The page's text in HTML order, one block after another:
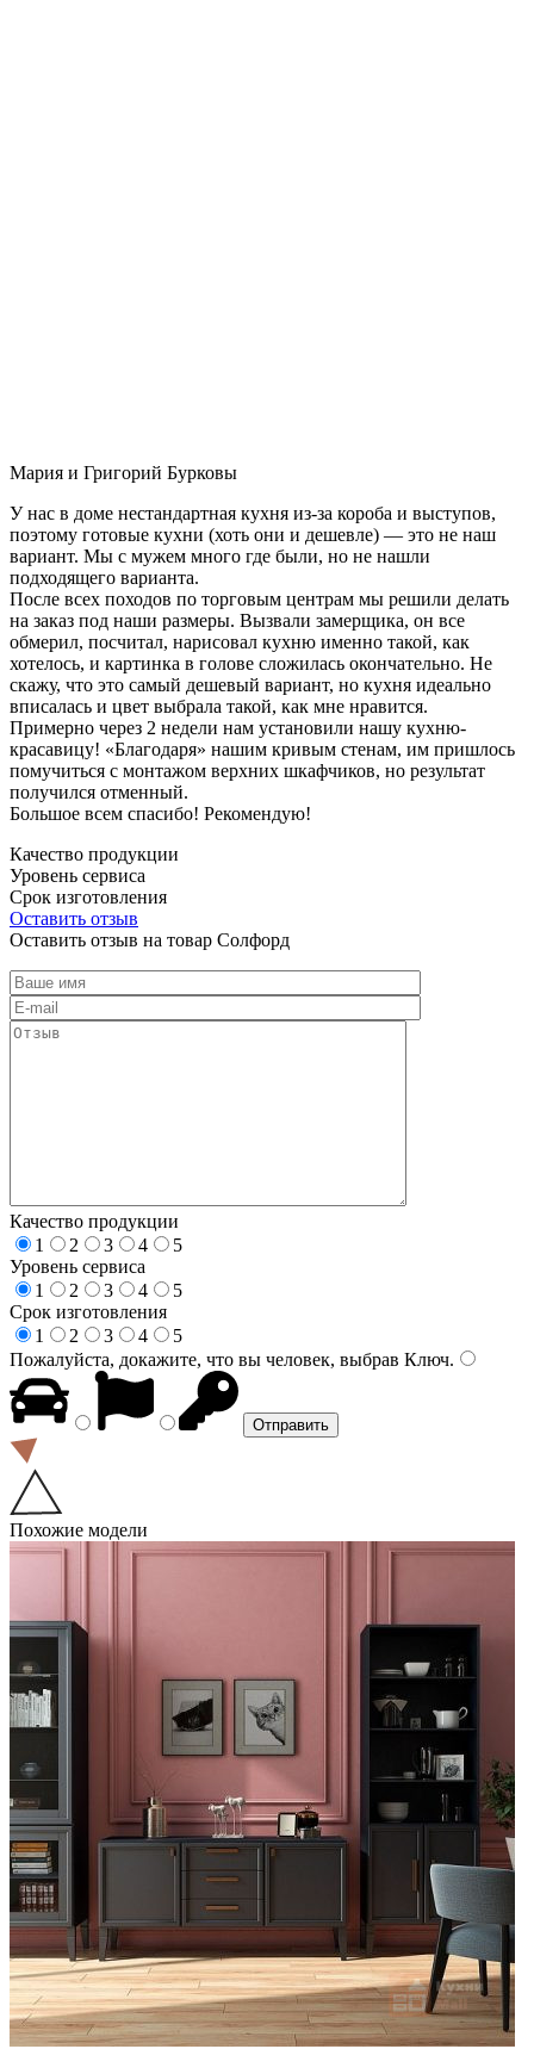
Мария и Григорий Бурковы
У нас в доме нестандартная кухня из-за короба и выступов,
поэтому готовые кухни (хоть они и дешевле) — это не наш
вариант. Мы с мужем много где были, но не нашли
подходящего варианта.
После всех походов по торговым центрам мы решили делать
на заказ под наши размеры. Вызвали замерщика, он все
обмерил, посчитал, нарисовал кухню именно такой, как
хотелось, и картинка в голове сложилась окончательно. Не
скажу, что это самый дешевый вариант, но кухня идеально
вписалась и цвет выбрала такой, как мне нравится.
Примерно через 2 недели нам установили нашу кухню-
красавицу! «Благодаря» нашим кривым стенам, им пришлось
помучиться с монтажом верхних шкафчиков, но результат
получился отменный.
Большое всем спасибо! Рекомендую!
Качество продукции
Уровень сервиса
Срок изготовления
Оставить отзыв
Оставить отзыв на товар Солфорд
Качество продукции
1
2 3 4
5
Уровень сервиса
1
2 3 4
5
Срок изготовления
1
2 3 4
5
Пожалуйста, докажите, что вы человек, выбрав Ключ.
Похожие модели